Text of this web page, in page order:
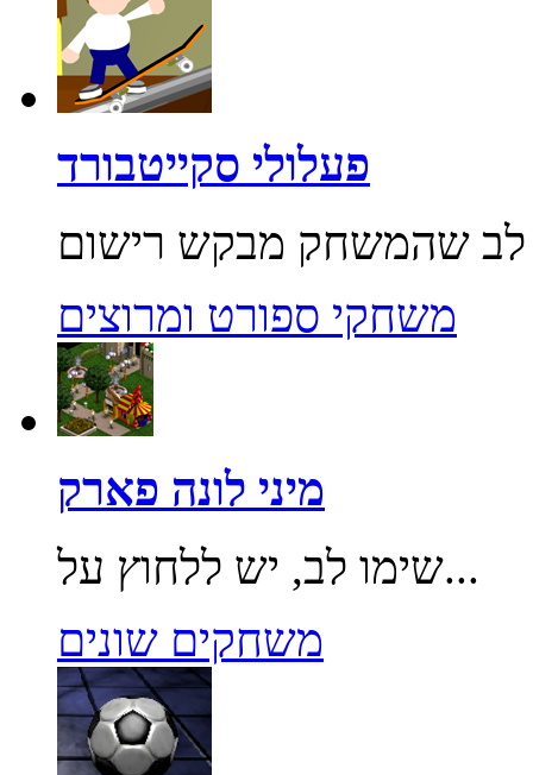
פעלולי סקייטבורד
משחקי ספורט ומרוצים
מיני לונה פארק
שימו לב, יש ללחוץ על...
משחקים שונים